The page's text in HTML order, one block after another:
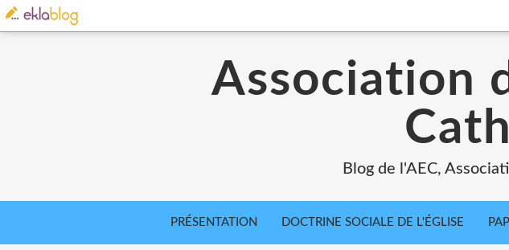
Association
Blog de l'AEC,
PRÉSENTATION DOCTRINE SOCIALE DE L'ÉGLISE